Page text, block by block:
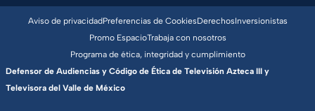
Aviso de privacidadPreferencias de CookiesDerechosInversionistas
Promo EspacioTrabaja con nosotros
Programa de ética, integridad y cumplimiento
Defensor de Audiencias y Código de Ética de Televisión Azteca III y
Televisora del Valle de México